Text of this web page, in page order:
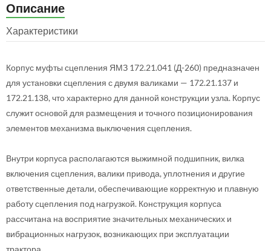
Описание
Характеристики
Корпус муфты сцепления ЯМЗ 172.21.041 (Д-260) предназначен
для установки сцепления с двумя валиками — 172.21.137 и
172.21.138, что характерно для данной конструкции узла. Корпус
служит основой для размещения и точного позиционирования
элементов механизма выключения сцепления.
Внутри корпуса располагаются выжимной подшипник, вилка
включения сцепления, валики привода, уплотнения и другие
ответственные детали, обеспечивающие корректную и плавную
работу сцепления под нагрузкой. Конструкция корпуса
рассчитана на восприятие значительных механических и
вибрационных нагрузок, возникающих при эксплуатации
трактора.